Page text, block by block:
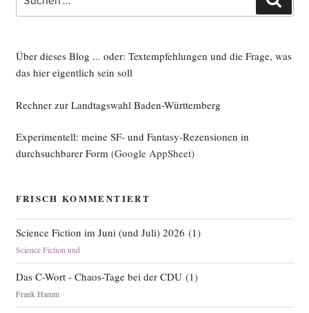
nach:
Über dieses Blog ... oder: Textempfehlungen und die Frage, was
das hier eigentlich sein soll
Rechner zur Landtagswahl Baden-Württemberg
Experimentell: meine SF- und Fantasy-Rezensionen in
durchsuchbarer Form(Google AppSheet)
FRISCH KOMMENTIERT
Science Fiction im Juni (und Juli) 2026 (1)
Science Fiction und
Das C-Wort - Chaos-Tage bei der CDU(1)
Frank Hamm